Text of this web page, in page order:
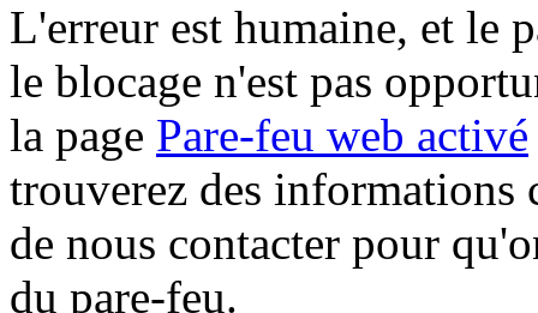
L'erreur est humaine, et le
le blocage n'est pas
la page Pare-feu web activé
trouverez des informations
de nous contacter pour
du pare-feu.